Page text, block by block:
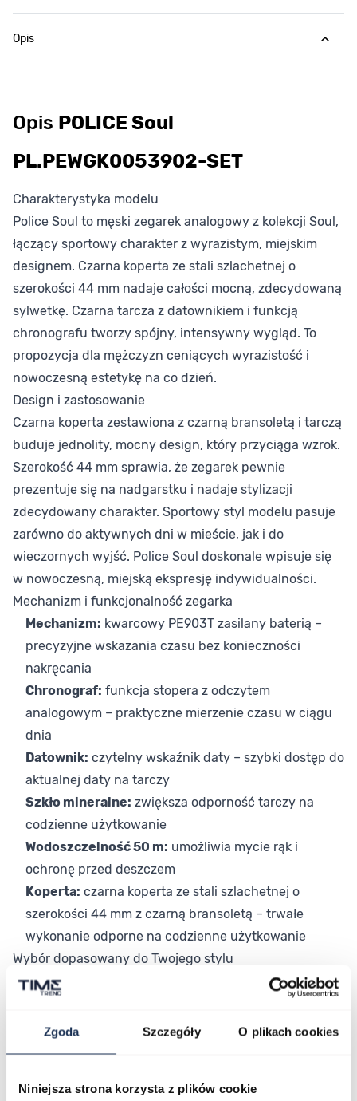
Zgoda Szczegóły O plikach cookies
Niniejsza strona korzysta z plików cookie
Opis
Opis POLICE Soul
PL.PEWGK0053902-SET
Charakterystyka modelu
Police Soul to męski zegarek analogowy z kolekcji Soul,
łączący sportowy charakter z wyrazistym, miejskim
designem. Czarna koperta ze stali szlachetnej o
szerokości 44 mm nadaje całości mocną, zdecydowaną
sylwetkę. Czarna tarcza z datownikiem i funkcją
chronografu tworzy spójny, intensywny wygląd. To
propozycja dla mężczyzn ceniących wyrazistość i
nowoczesną estetykę na co dzień.
Design i zastosowanie
Czarna koperta zestawiona z czarną bransoletą i tarczą
buduje jednolity, mocny design, który przyciąga wzrok.
Szerokość 44 mm sprawia, że zegarek pewnie
prezentuje się na nadgarstku i nadaje stylizacji
zdecydowany charakter. Sportowy styl modelu pasuje
zarówno do aktywnych dni w mieście, jak i do
wieczornych wyjść. Police Soul doskonale wpisuje się
w nowoczesną, miejską ekspresję indywidualności.
Mechanizm i funkcjonalność zegarka
Mechanizm: kwarcowy PE903T zasilany baterią –
precyzyjne wskazania czasu bez konieczności
nakręcania
Chronograf: funkcja stopera z odczytem
analogowym – praktyczne mierzenie czasu w ciągu
dnia
Datownik: czytelny wskaźnik daty – szybki dostęp do
aktualnej daty na tarczy
Szkło mineralne: zwiększa odporność tarczy na
codzienne użytkowanie
Wodoszczelność 50 m: umożliwia mycie rąk i
ochronę przed deszczem
Koperta: czarna koperta ze stali szlachetnej o
szerokości 44 mm z czarną bransoletą – trwałe
wykonanie odporne na codzienne użytkowanie
Wybór dopasowany do Twojego stylu
Police Soul sprawdzi się jako zegarek do sportowego
zestawień. Czarny chronograf to model dla tych, którzy
design, który wyróżnia całą stylizację.